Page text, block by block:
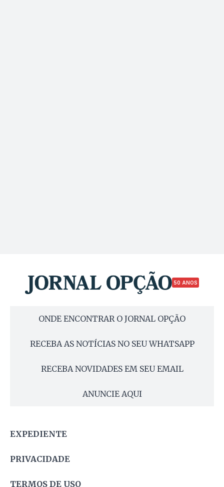
50 ANOS
ONDE ENCONTRAR O JORNAL OPÇÃO
RECEBA AS NOTÍCIAS NO SEU WHATSAPP
RECEBA NOVIDADES EM SEU EMAIL
ANUNCIE AQUI
EXPEDIENTE
PRIVACIDADE
TERMOS DE USO